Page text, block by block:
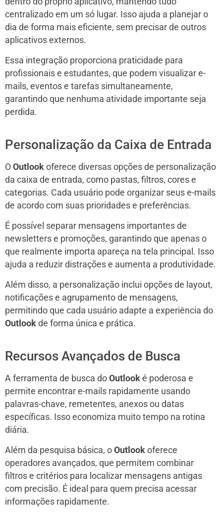
centralizado em um só lugar. Isso ajuda a planejar o
dia de forma mais eficiente, sem precisar de outros
aplicativos externos.
Essa integração proporciona praticidade para
profissionais e estudantes, que podem visualizar e-
mails, eventos e tarefas simultaneamente,
garantindo que nenhuma atividade importante seja
perdida.
Personalização da Caixa de Entrada
O Outlook oferece diversas opções de personalização
da caixa de entrada, como pastas, filtros, cores e
categorias. Cada usuário pode organizar seus e-mails
de acordo com suas prioridades e preferências.
É possível separar mensagens importantes de
newsletters e promoções, garantindo que apenas o
que realmente importa apareça na tela principal. Isso
ajuda a reduzir distrações e aumenta a produtividade.
Além disso, a personalização inclui opções de layout,
notificações e agrupamento de mensagens,
permitindo que cada usuário adapte a experiência do
Outlook de forma única e prática.
Recursos Avançados de Busca
A ferramenta de busca do Outlook é poderosa e
permite encontrar e-mails rapidamente usando
palavras-chave, remetentes, anexos ou datas
específicas. Isso economiza muito tempo na rotina
diária.
Além da pesquisa básica, o Outlook oferece
operadores avançados, que permitem combinar
filtros e critérios para localizar mensagens antigas
com precisão. É ideal para quem precisa acessar
informações rapidamente.